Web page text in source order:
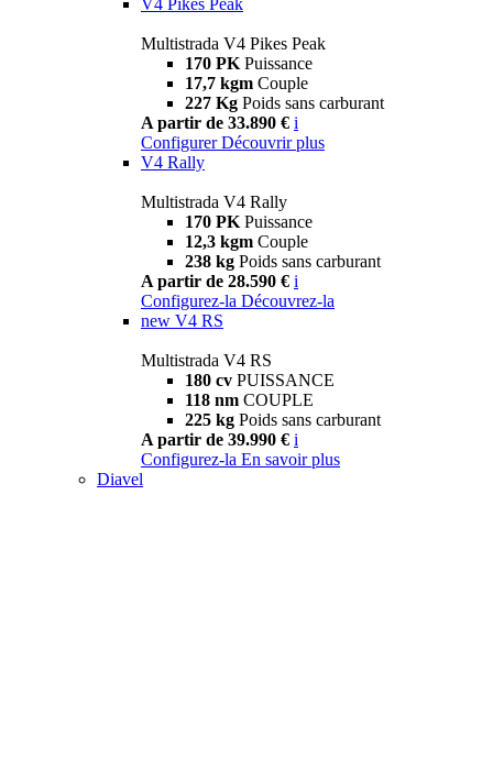
Multistrada V4 Pikes Peak
170 PK Puissance
17,7 kgm Couple
227 Kg Poids sans carburant
A partir de 33.890 € i
Configurer Découvrir plus
V4 Rally
Multistrada V4 Rally
170 PK Puissance
12,3 kgm Couple
238 kg Poids sans carburant
A partir de 28.590 € i
Configurez-la Découvrez-la
new V4 RS
Multistrada V4 RS
180 cv PUISSANCE
118 nm COUPLE
225 kg Poids sans carburant
A partir de 39.990 € i
Configurez-la En savoir plus
Diavel